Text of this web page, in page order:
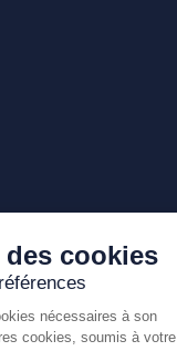
des cookies
nécessaires à son
cookies, soumis à votre